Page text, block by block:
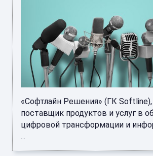
«Софтлайн Решения» (ГК
поставщик продуктов и услуг в
цифровой трансформации и
...